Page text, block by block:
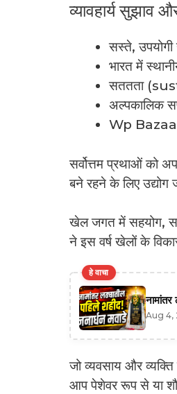
व्यावहार्य सुझाव
सस्ते,
भारत में
सततता
अल्पकालिक
Wp
सर्वोत्तम प्रथाओं को
बने रहने के लिए उद्योग
खेल जगत में सहयोग,
ने इस वर्ष खेलों के
हे वाचा
नामांतर
Aug 4,
जो व्यवसाय और
आप पेशेवर रूप से या